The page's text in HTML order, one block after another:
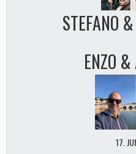
STEFANO
ENZO
17.